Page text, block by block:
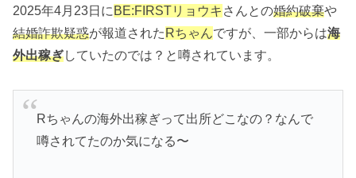
2025年4月23日に BE:FIRSTリョウキ さんとの婚約破棄や
結婚詐欺疑惑が報道された Rちゃんですが、一部からは海
外出稼ぎしていたのでは？と噂されています。
Rちゃんの海外出稼ぎって出所どこなの？なんで
噂されてたのか気になる〜